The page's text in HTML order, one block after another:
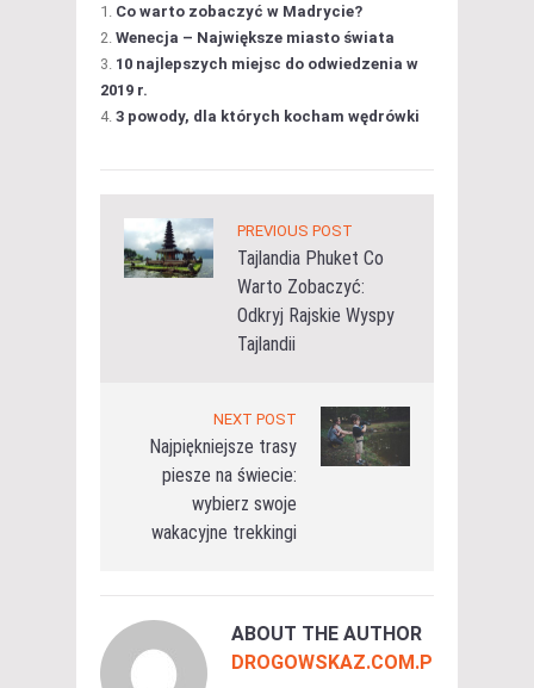
Co warto zobaczyć w Madrycie?
Wenecja – Największe miasto świata
10 najlepszych miejsc do odwiedzenia w
2019 r.
3 powody, dla których kocham wędrówki
PREVIOUS POST
Tajlandia Phuket Co
Warto Zobaczyć:
Odkryj Rajskie Wyspy
Tajlandii
NEXT POST
Najpiękniejsze trasy
piesze na świecie:
wybierz swoje
wakacyjne trekkingi
ABOUT THE AUTHOR
DROGOWSKAZ.COM.PL